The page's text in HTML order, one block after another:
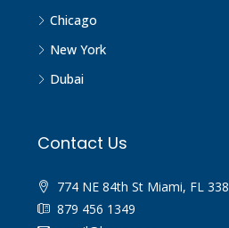
Chicago
New York
Dubai
Contact Us
774 NE 84th St Miami, FL
879 456 1349